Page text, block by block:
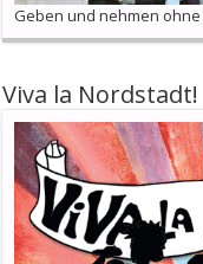
Geben und nehmen ohne
Viva la Nordstadt!